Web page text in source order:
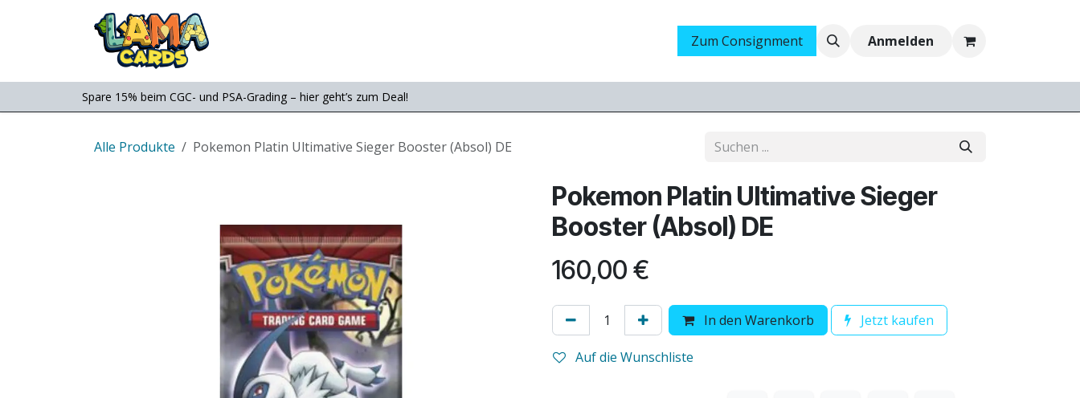
Zum Inhalt springen
Messen Ankauf Jobs
Zum Consignment Anmelden
Spare 15% beim CGC- und PSA-Grading – hier geht’s zum Deal!
Alle Produkte Pokemon Platin Ultimative Sieger Booster (Absol) DE
Pokemon Platin Ultimative Sieger
Booster (Absol) DE
160,00 €
In den Warenkorb Jetzt kaufen
Auf die Wunschliste